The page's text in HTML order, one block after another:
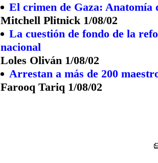
El crimen de Gaza: Anatomía
Mitchell Plitnick 1/08/02
La cuestión de fondo de la
nacional
Loles Oliván 1/08/02
Arrestan a más de 200
Farooq Tariq 1/08/02